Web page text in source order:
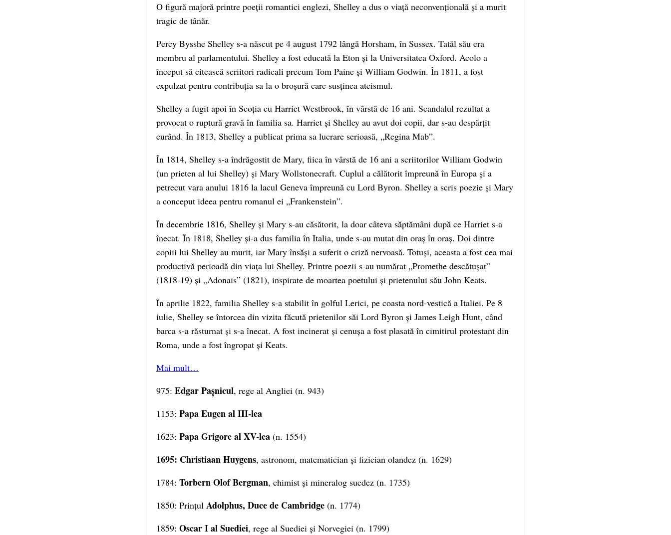
O figură majoră printre poeții romantici englezi, Shelley a dus o viață neconvențională și a murit
tragic de tânăr.
Percy Bysshe Shelley s-a născut pe 4 august 1792 lângă Horsham, în Sussex. Tatăl său era
membru al parlamentului. Shelley a fost educată la Eton și la Universitatea Oxford. Acolo a
început să citească scriitori radicali precum Tom Paine și William Godwin. În 1811, a fost
expulzat pentru contribuția sa la o broșură care susținea ateismul.
Shelley a fugit apoi în Scoția cu Harriet Westbrook, în vârstă de 16 ani. Scandalul rezultat a
provocat o ruptură gravă în familia sa. Harriet și Shelley au avut doi copii, dar s-au despărțit
curând. În 1813, Shelley a publicat prima sa lucrare serioasă, „Regina Mab”.
În 1814, Shelley s-a îndrăgostit de Mary, fiica în vârstă de 16 ani a scriitorilor William Godwin
(un prieten al lui Shelley) și Mary Wollstonecraft. Cuplul a călătorit împreună în Europa și a
petrecut vara anului 1816 la lacul Geneva împreună cu Lord Byron. Shelley a scris poezie și Mary
a conceput ideea pentru romanul ei „Frankenstein”.
În decembrie 1816, Shelley și Mary s-au căsătorit, la doar câteva săptămâni după ce Harriet s-a
înecat. În 1818, Shelley și-a dus familia în Italia, unde s-au mutat din oraș în oraș. Doi dintre
copiii lui Shelley au murit, iar Mary însăși a suferit o criză nervoasă. Totuși, aceasta a fost cea mai
productivă perioadă din viața lui Shelley. Printre poezii s-au numărat „Promethe descătușat”
(1818-19) și „Adonais” (1821), inspirate de moartea poetului și prietenului său John Keats.
În aprilie 1822, familia Shelley s-a stabilit în golful Lerici, pe coasta nord-vestică a Italiei. Pe 8
iulie, Shelley se întorcea din vizita făcută prietenilor săi Lord Byron și James Leigh Hunt, când
barca s-a răsturnat și s-a înecat. A fost incinerat și cenușa a fost plasată în cimitirul protestant din
Roma, unde a fost îngropat și Keats.
Mai mult…
975: Edgar Pașnicul, rege al Angliei (n. 943)
1153: Papa Eugen al III-lea
1623: Papa Grigore al XV-lea (n. 1554)
1695: Christiaan Huygens, astronom, matematician și fizician olandez (n. 1629)
1784: Torbern Olof Bergman, chimist și mineralog suedez (n. 1735)
1850: Prințul Adolphus, Duce de Cambridge (n. 1774)
1859: Oscar I al Suediei, rege al Suediei și Norvegiei (n. 1799)